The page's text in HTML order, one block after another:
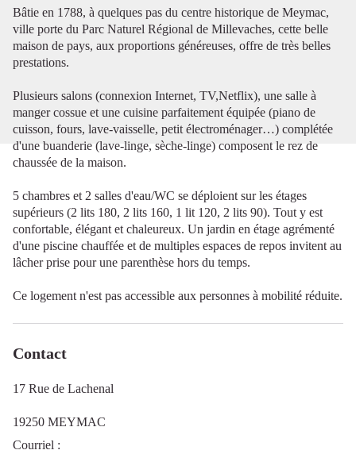
Bâtie en 1788, à quelques pas du centre historique de Meymac,
ville porte du Parc Naturel Régional de Millevaches, cette belle
maison de pays, aux proportions généreuses, offre de très belles
prestations.
Plusieurs salons (connexion Internet, TV,Netflix), une salle à
manger cossue et une cuisine parfaitement équipée (piano de
cuisson, fours, lave-vaisselle, petit électroménager…) complétée
d'une buanderie (lave-linge, sèche-linge) composent le rez de
chaussée de la maison.
5 chambres et 2 salles d'eau/WC se déploient sur les étages
supérieurs (2 lits 180, 2 lits 160, 1 lit 120, 2 lits 90). Tout y est
confortable, élégant et chaleureux. Un jardin en étage agrémenté
d'une piscine chauffée et de multiples espaces de repos invitent au
lâcher prise pour une parenthèse hors du temps.
Ce logement n'est pas accessible aux personnes à mobilité réduite.
Contact
17 Rue de Lachenal
19250 MEYMAC
Courriel :